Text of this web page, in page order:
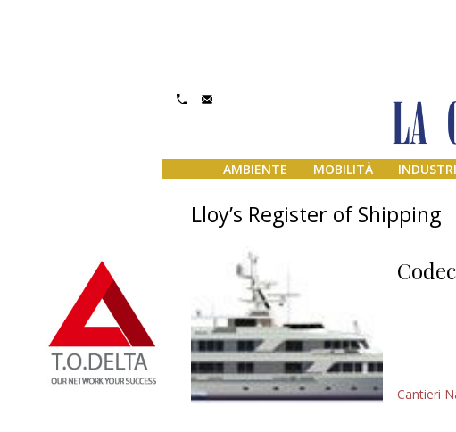
AMBIENTE MOBILITÀ
Lloy’s Register of Shipping
Cantieri